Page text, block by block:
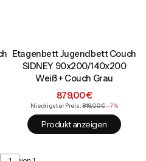
Etagenbett Jugendbett Couch
SIDNEY 90x200/140x200
Weiß + Couch Grau
Aktionspreis
879,00 €
Niedrigster Preis:819,00 €--7%
Produkt anzeigen